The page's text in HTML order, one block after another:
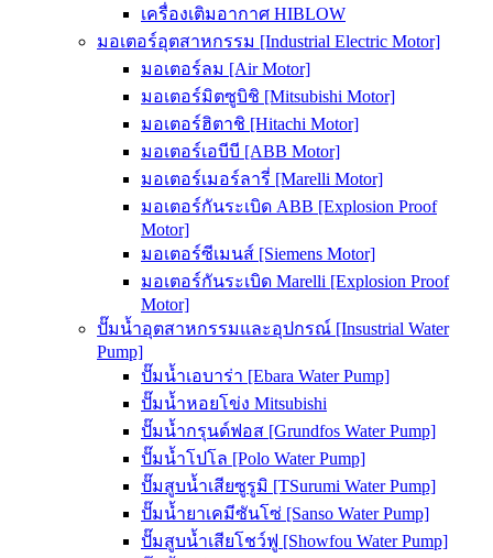
เครื่องเติมอากาศ HIBLOW
มอเตอร์อุตสาหกรรม [Industrial Electric Motor]
มอเตอร์ลม [Air Motor]
มอเตอร์มิตซูบิชิ [Mitsubishi Motor]
มอเตอร์ฮิตาชิ [Hitachi Motor]
มอเตอร์เอบีบี [ABB Motor]
มอเตอร์เมอร์ลารี่ [Marelli Motor]
มอเตอร์กันระเบิด ABB [Explosion Proof
Motor]
มอเตอร์ซีเมนส์ [Siemens Motor]
มอเตอร์กันระเบิด Marelli [Explosion Proof
Motor]
ปั๊มน้ำอุตสาหกรรมและอุปกรณ์ [Insustrial Water
Pump]
ปั๊มน้ำเอบาร่า [Ebara Water Pump]
ปั๊มน้ำหอยโข่ง Mitsubishi
ปั๊มน้ำกรุนด์ฟอส [Grundfos Water Pump]
ปั๊มน้ำโปโล [Polo Water Pump]
ปั๊มสูบน้ำเสียซูรูมิ [TSurumi Water Pump]
ปั๊มน้ำยาเคมีซันโซ่ [Sanso Water Pump]
ปั๊มสูบน้ำเสียโชว์ฟู [Showfou Water Pump]